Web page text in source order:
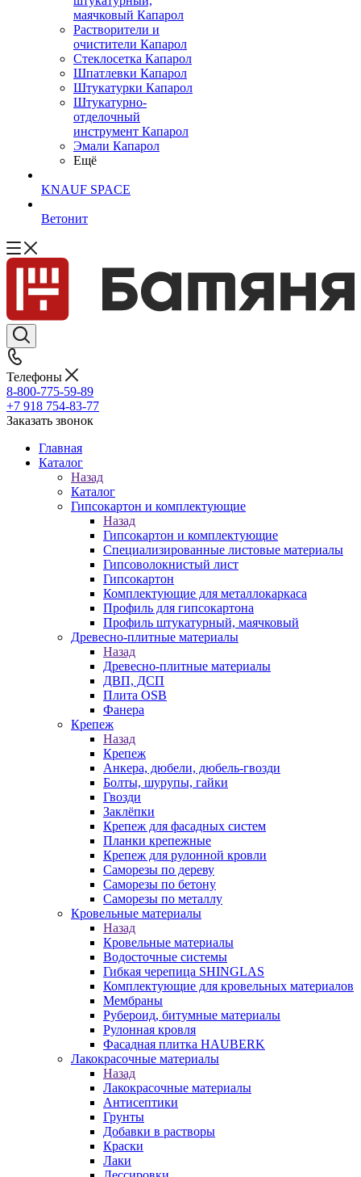
маячковый Капарол
Растворители и
очистители Капарол
Cтеклосетка Капарол
Шпатлевки Капарол
Штукатурки Капарол
Штукатурно-
отделочный
инструмент Капарол
Эмали Капарол
Ещё
KNAUF SPACE
Ветонит
Телефоны
8-800-775-59-89
+7 918 754-83-77
Заказать звонок
Главная
Каталог
Назад
Каталог
Гипсокартон и комплектующие
Назад
Гипсокартон и комплектующие
Специализированные листовые материалы
Гипсоволокнистый лист
Гипсокартон
Комплектующие для металлокаркаса
Профиль для гипсокартона
Профиль штукатурный, маячковый
Древесно-плитные материалы
Назад
Древесно-плитные материалы
ДВП, ДСП
Плита OSB
Фанера
Крепеж
Назад
Крепеж
Анкера, дюбели, дюбель-гвозди
Болты, шурупы, гайки
Гвозди
Заклёпки
Крепеж для фасадных систем
Планки крепежные
Крепеж для рулонной кровли
Саморезы по дереву
Саморезы по бетону
Саморезы по металлу
Кровельные материалы
Назад
Кровельные материалы
Водосточные системы
Гибкая черепица SHINGLAS
Комплектующие для кровельных материалов
Мембраны
Рубероид, битумные материалы
Рулонная кровля
Фасадная плитка HAUBERK
Лакокрасочные материалы
Назад
Лакокрасочные материалы
Антисептики
Грунты
Добавки в растворы
Краски
Лаки